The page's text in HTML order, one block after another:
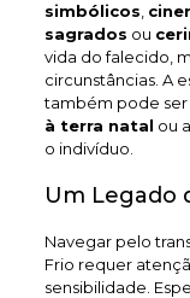
simbólicos
sagrados ou
vida do falecido,
circunstâncias. A
também pode
à terra natal ou
o indivíduo.
Um Legado
Navegar pelo
Frio requer
sensibilidade.